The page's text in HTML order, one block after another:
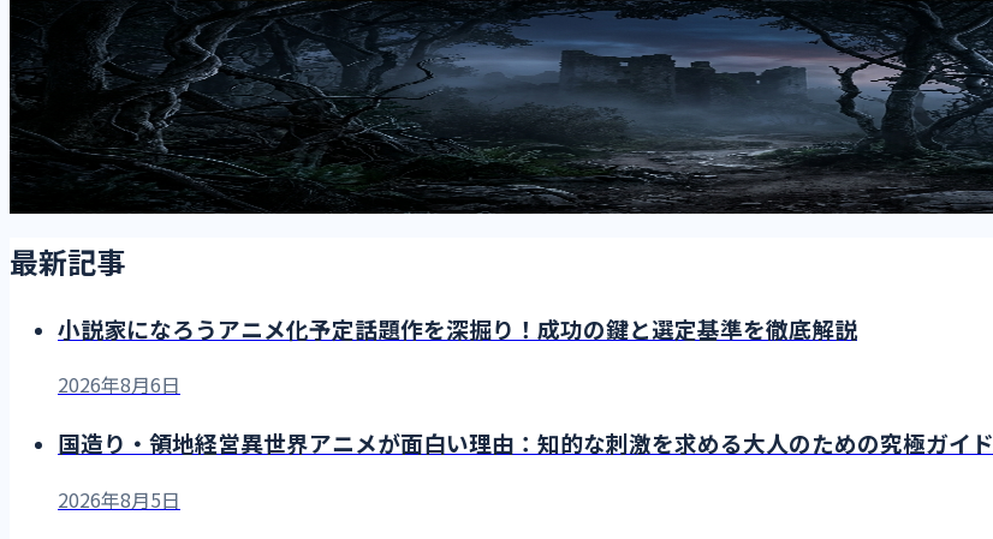
ダークファンタジー
ダークファンタジーの魅力とその核心：人間の内なる葛藤とは？
ダークファンタジーとは、ホラーやゴシック要素を含み、道徳的曖昧さや絶望を描く魅力的なジャンルです。
2026年3月14日•月城 アキラ
最新記事
小説家になろうアニメ化予定話題作を深掘り！成功の鍵と選定基準を徹底解説
2026年8月6日
国造り・領地経営異世界アニメが面白い理由：知的な刺激を求める大人のための究極ガイド
2026年8月5日